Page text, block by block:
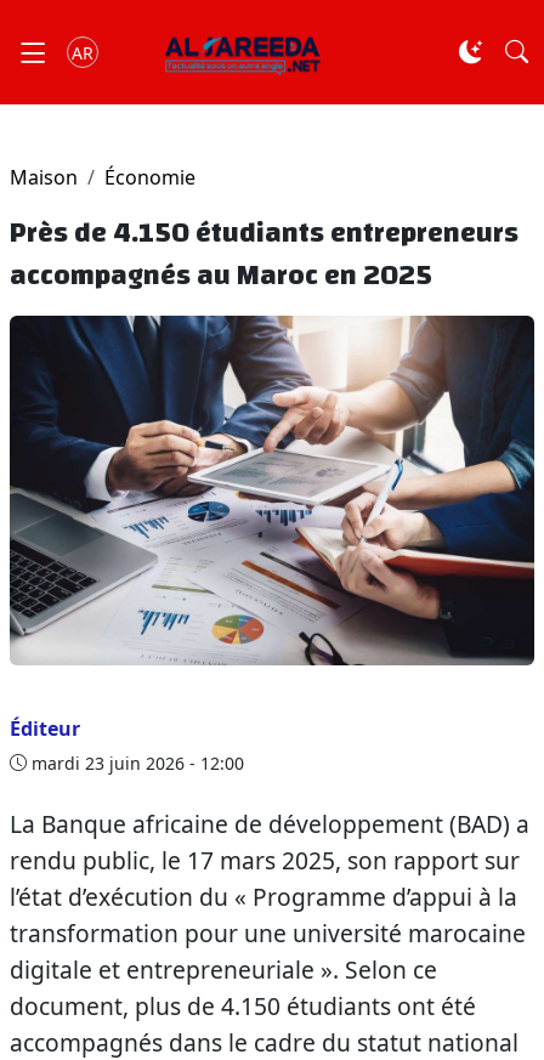
AR
Maison Économie
Près de 4.150 étudiants entrepreneurs
accompagnés au Maroc en 2025
Éditeur
mardi 23 juin 2026 - 12:00
La Banque africaine de développement (BAD) a
rendu public, le 17 mars 2025, son rapport sur
l’état d’exécution du « Programme d’appui à la
transformation pour une université marocaine
digitale et entrepreneuriale ». Selon ce
document, plus de 4.150 étudiants ont été
accompagnés dans le cadre du statut national